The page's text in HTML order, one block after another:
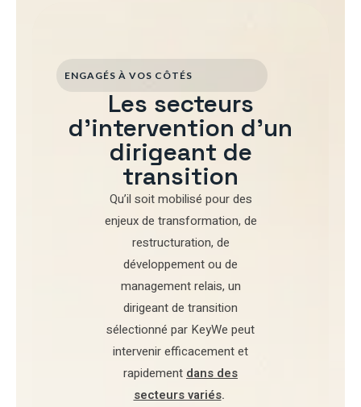
ENGAGÉS À VOS CÔTÉS
Les secteurs
d'intervention d'un
dirigeant de
transition
Qu’il soit mobilisé pourdes
enjeux de transformation, de
restructuration, de
développementou de
management relais, un
dirigeant de transition
sélectionné par KeyWe peut
intervenir efficacement et
rapidement dans des
secteurs variés.